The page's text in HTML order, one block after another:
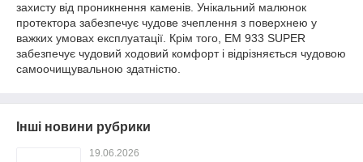
захисту від проникнення каменів. Унікальний малюнок
протектора забезпечує чудове зчеплення з поверхнею у
важких умовах експлуатації. Крім того, EM 933 SUPER
забезпечує чудовий ходовий комфорт і відрізняється чудовою
самоочищувальною здатністю.
Інші новини рубрики
19.06.2026